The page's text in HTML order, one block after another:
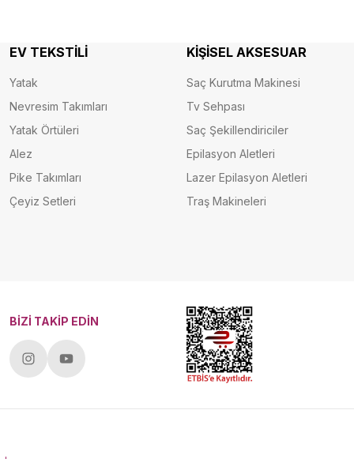
EV TEKSTİLİ
Yatak
Nevresim Takımları
Yatak Örtüleri
Alez
Pike Takımları
Çeyiz Setleri
KİŞİSEL AKSESUAR
Saç Kurutma Makinesi
Tv Sehpası
Saç Şekillendiriciler
Epilasyon Aletleri
Lazer Epilasyon Aletleri
Traş Makineleri
BİZİ TAKİP EDİN